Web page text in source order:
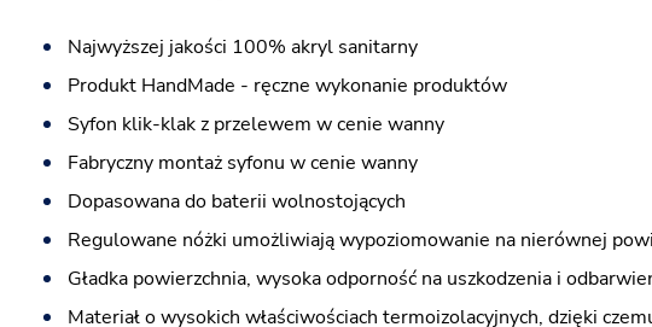
Najwyższej jakości 100% akryl sanitarny
Produkt HandMade - ręczne wykonanie produktów
Syfon klik-klak z przelewem w cenie wanny
Fabryczny montaż syfonu w cenie wanny
Dopasowana do baterii wolnostojących
Regulowane nóżki umożliwiają wypoziomowanie na nierównej
Gładka powierzchnia, wysoka odporność na uszkodzenia i
Materiał o wysokich właściwościach termoizolacyjnych, dzięki